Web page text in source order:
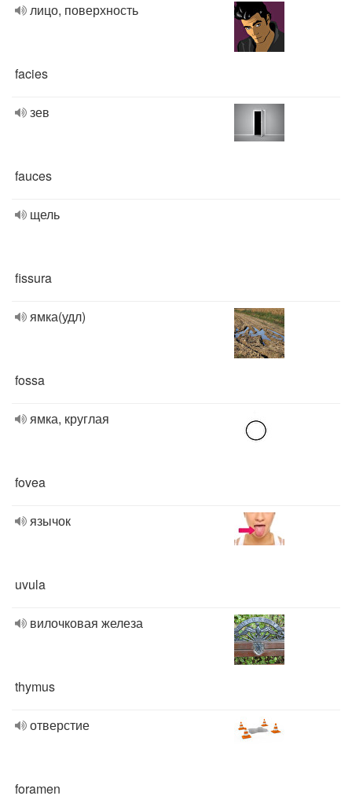
лицо, поверхность
facies
зев
fauces
щель
fissura
ямка(удл)
fossa
ямка, круглая
fovea
язычок
uvula
вилочковая железа
thymus
отверстие
foramen